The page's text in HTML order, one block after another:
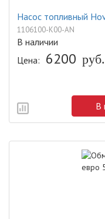
Насос топливный
1106100-K00-AN
В наличии
Цена: 6200 руб.
В